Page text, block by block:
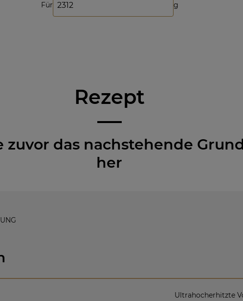
Für g
Rezept
zuvor das nachstehende
her
Ultrahocherhitzte